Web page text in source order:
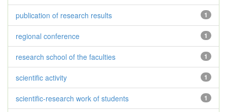
1
publication of research results
1
regional conference
1
research school of the faculties
1
scientific activity
1
scientific-research work of students